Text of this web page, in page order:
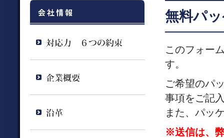
無料パ
このフォー
す。
ご希望のパ
事項をご記
また、パッ
※送信は、